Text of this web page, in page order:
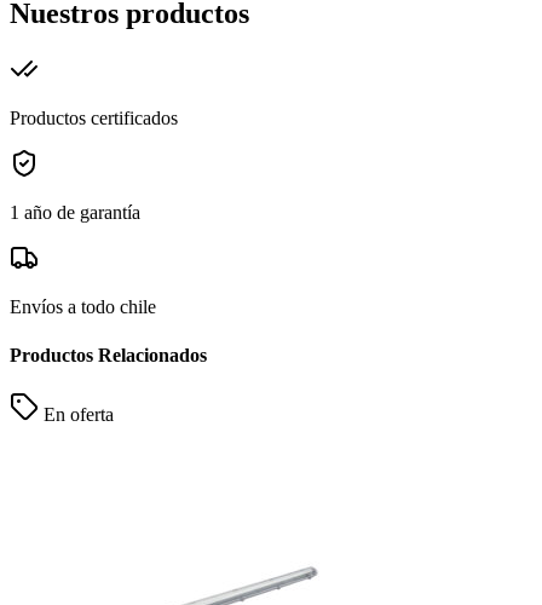
Nuestros productos
Productos certificados
1 año de garantía
Envíos a todo chile
Productos Relacionados
En oferta